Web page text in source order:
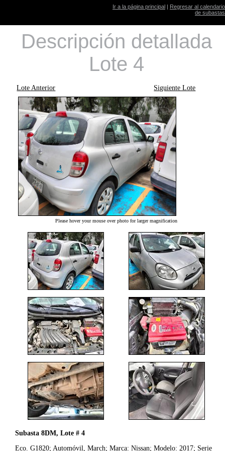
Ir a la página principal | Regresar al calendario
de subastas
Descripción detallada
Lote 4
Lote Anterior Siguiente Lote
Please hover your mouse over photo for larger magnification
Subasta 8DM, Lote # 4
Eco. G1820; Automóvil, March; Marca: Nissan; Modelo: 2017; Serie